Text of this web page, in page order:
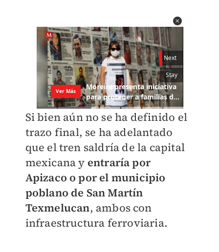
Si bien aún no se ha definido el
trazo final, se ha adelantado
que el tren saldría de la capital
mexicana y entraría por
Apizaco o por el municipio
poblano de San Martín
Texmelucan, ambos con
infraestructura ferroviaria.